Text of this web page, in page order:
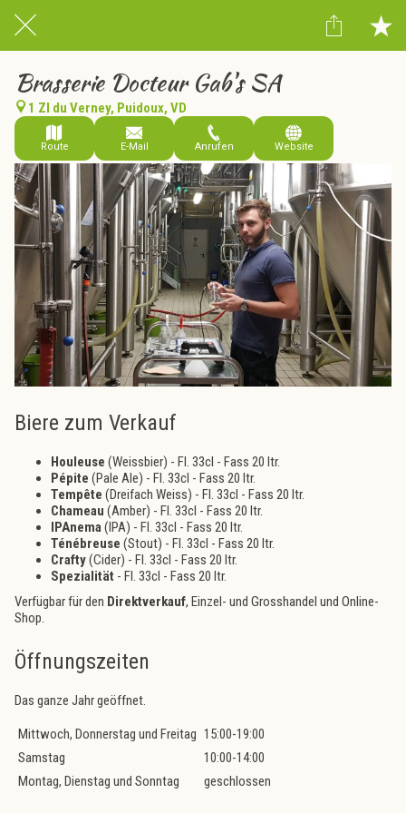
Brasserie Docteur Gab's SA
1 ZI du Verney, Puidoux, VD
Route E-Mail Anrufen Website
Biere zum Verkauf
Houleuse (Weissbier) - Fl. 33cl - Fass 20 ltr.
Pépite (Pale Ale) - Fl. 33cl - Fass 20 ltr.
Tempête (Dreifach Weiss) - Fl. 33cl - Fass 20 ltr.
Chameau (Amber) - Fl. 33cl - Fass 20 ltr.
IPAnema(IPA) - Fl. 33cl - Fass 20 ltr.
Ténébreuse (Stout) - Fl. 33cl - Fass 20 ltr.
Crafty(Cider) - Fl. 33cl - Fass 20 ltr.
Spezialität - Fl. 33cl - Fass 20 ltr.
Verfügbar für den Direktverkauf, Einzel- und Grosshandel und Online-
Shop.
Öffnungszeiten
Das ganze Jahr geöffnet.
Mittwoch, Donnerstag und Freitag 15:00-19:00
Samstag
10:00-14:00
Montag, Dienstag und Sonntag
geschlossen